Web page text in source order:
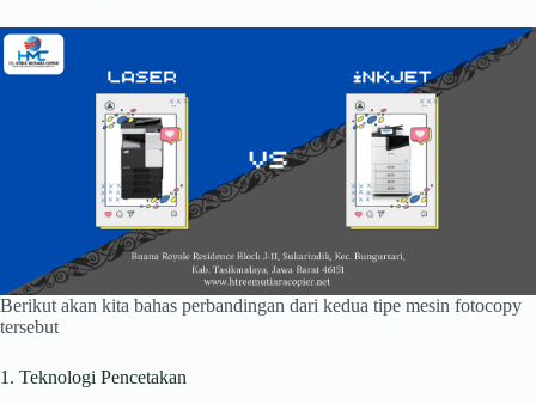
Berikut akan kita bahas perbandingan dari kedua tipe mesin fotocopy
tersebut
1. Teknologi Pencetakan